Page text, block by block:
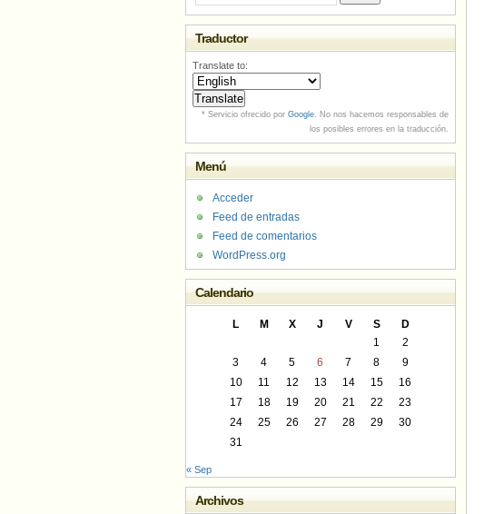
Traductor
Translate to:
* Servicio ofrecido por Google. No nos hacemos responsables de
los posibles errores en la traducción.
Menú
Acceder
Feed de entradas
Feed de comentarios
WordPress.org
Calendario
L M X J V S
D
1
2
3
4 5 6 7 8
9
10
11 12 13 14 15
16
17
18 19 20 21 22
23
24
25 26 27 28 29
30
31
« Sep
Archivos